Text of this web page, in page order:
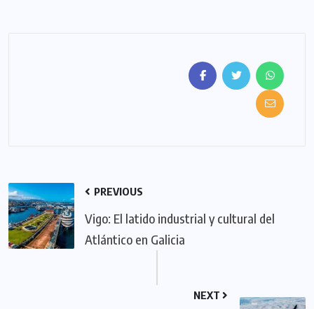
PREVIOUS
Vigo: El latido industrial y cultural del
Atlántico en Galicia
NEXT